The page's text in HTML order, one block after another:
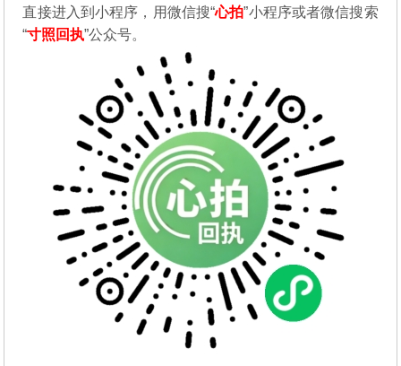
直接进入到小程序，用微信搜“心拍”小程序或者微信搜索
“寸照回执”公众号。